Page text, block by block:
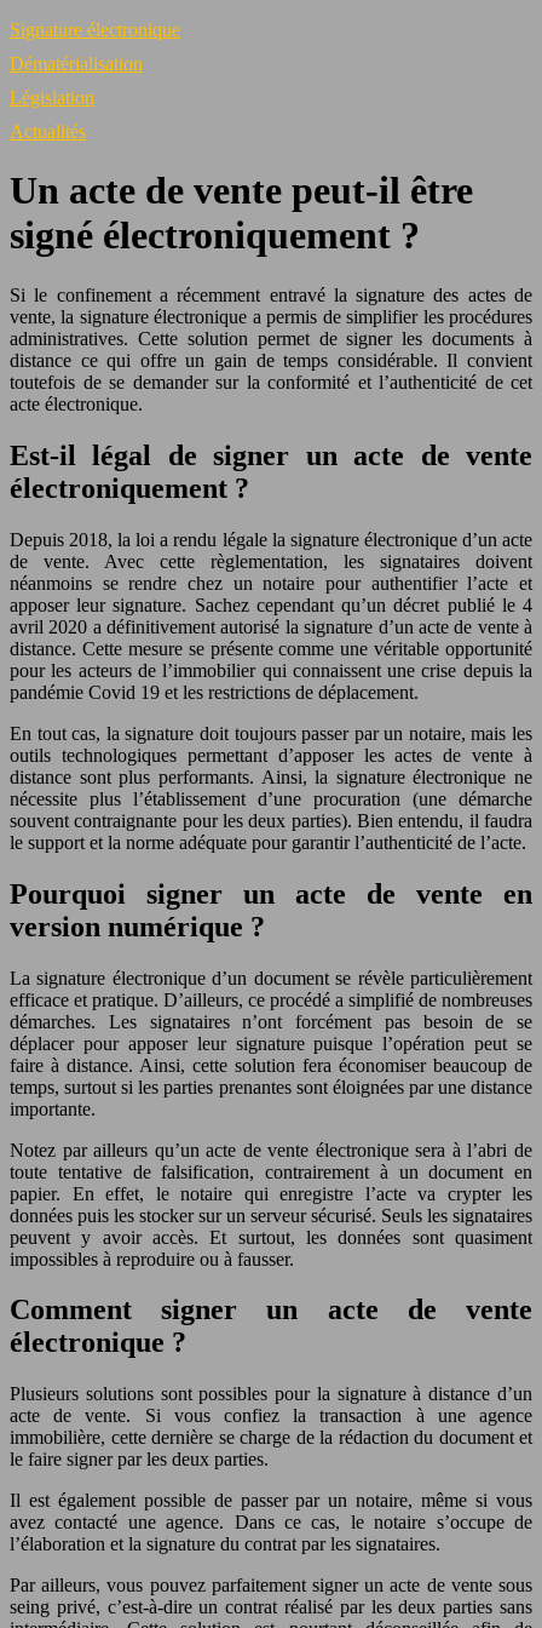
Signature électronique
Dématérialisation
Législation
Actualités
Un acte de vente peut-il être
signé électroniquement ?
Si le confinement a récemment entravé la signature des actes de
vente, la signature électronique a permis de simplifier les procédures
administratives. Cette solution permet de signer les documents à
distance ce qui offre un gain de temps considérable. Il convient
toutefois de se demander sur la conformité et l’authenticité de cet
acte électronique.
Est-il légal de signer un acte de vente
électroniquement ?
Depuis 2018, la loi a rendu légale la signature électronique d’un acte
de vente. Avec cette règlementation, les signataires doivent
néanmoins se rendre chez un notaire pour authentifier l’acte et
apposer leur signature. Sachez cependant qu’un décret publié le 4
avril 2020 a définitivement autorisé la signature d’un acte de vente à
distance. Cette mesure se présente comme une véritable opportunité
pour les acteurs de l’immobilier qui connaissent une crise depuis la
pandémie Covid 19 et les restrictions de déplacement.
En tout cas, la signature doit toujours passer par un notaire, mais les
outils technologiques permettant d’apposer les actes de vente à
distance sont plus performants. Ainsi, la signature électronique ne
nécessite plus l’établissement d’une procuration (une démarche
souvent contraignante pour les deux parties). Bien entendu, il faudra
le support et la norme adéquate pour garantir l’authenticité de l’acte.
Pourquoi signer un acte de vente en
version numérique ?
La signature électronique d’un document se révèle particulièrement
efficace et pratique. D’ailleurs, ce procédé a simplifié de nombreuses
démarches. Les signataires n’ont forcément pas besoin de se
déplacer pour apposer leur signature puisque l’opération peut se
faire à distance. Ainsi, cette solution fera économiser beaucoup de
temps, surtout si les parties prenantes sont éloignées par une distance
importante.
Notez par ailleurs qu’un acte de vente électronique sera à l’abri de
toute tentative de falsification, contrairement à un document en
papier. En effet, le notaire qui enregistre l’acte va crypter les
données puis les stocker sur un serveur sécurisé. Seuls les signataires
peuvent y avoir accès. Et surtout, les données sont quasiment
impossibles à reproduire ou à fausser.
Comment signer un acte de vente
électronique ?
Plusieurs solutions sont possibles pour la signature à distance d’un
acte de vente. Si vous confiez la transaction à une agence
immobilière, cette dernière se charge de la rédaction du document et
le faire signer par les deux parties.
Il est également possible de passer par un notaire, même si vous
avez contacté une agence. Dans ce cas, le notaire s’occupe de
l’élaboration et la signature du contrat par les signataires.
Par ailleurs, vous pouvez parfaitement signer un acte de vente sous
seing privé, c’est-à-dire un contrat réalisé par les deux parties sans